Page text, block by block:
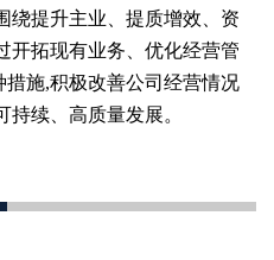
绕提升主业、提质增效、资
开拓现有业务、优化经营管
施,积极改善公司经营情况
续、高质量发展。